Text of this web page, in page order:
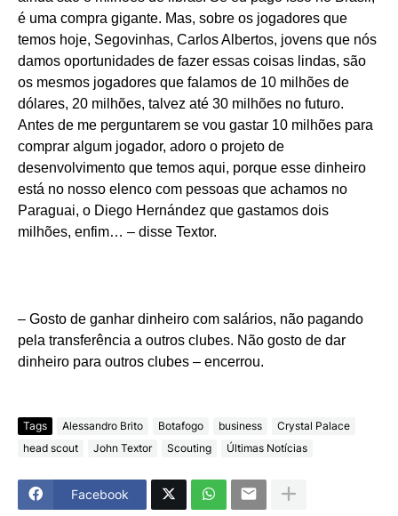
é uma compra gigante. Mas, sobre os jogadores que
temos hoje, Segovinhas, Carlos Albertos, jovens que nós
damos oportunidades de fazer essas coisas lindas, são
os mesmos jogadores que falamos de 10 milhões de
dólares, 20 milhões, talvez até 30 milhões no futuro.
Antes de me perguntarem se vou gastar 10 milhões para
comprar algum jogador, adoro o projeto de
desenvolvimento que temos aqui, porque esse dinheiro
está no nosso elenco com pessoas que achamos no
Paraguai, o Diego Hernández que gastamos dois
milhões, enfim… – disse Textor.
– Gosto de ganhar dinheiro com salários, não pagando
pela transferência a outros clubes. Não gosto de dar
dinheiro para outros clubes – encerrou.
Tags Alessandro Brito Botafogo business
Crystal Palace
head scout
John Textor Scouting Últimas Notícias
Facebook